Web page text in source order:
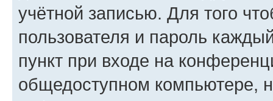
учётной записью. Для того
пользователя и пароль
пункт при входе на
общедоступном компьютере,